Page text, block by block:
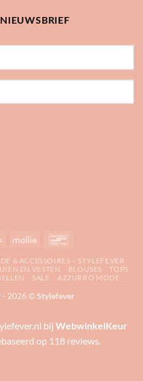
Klarna Mollie
& ACCESSOIRES – STYLEFEVER
EN VESTEN BLOUSES
TOPS
SALE AZZURRO MODE
- 2026 ©Stylefever
bij WebwinkelKeur
op 118 reviews.